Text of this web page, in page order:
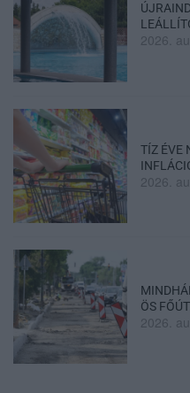
2026.
TÍZ ÉVE
2026.
ÖS
2026.